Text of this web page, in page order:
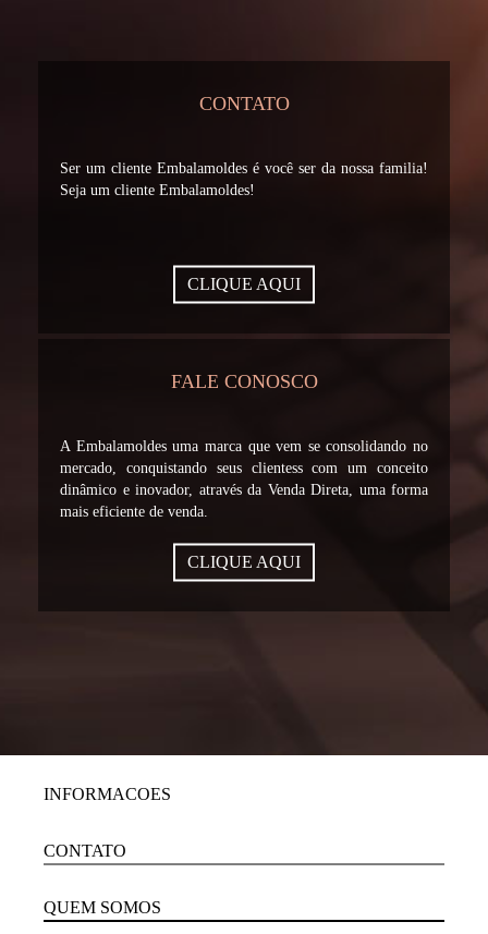
CONTATO
Ser um cliente Embalamoldes é você ser da nossa familia!
Seja um cliente Embalamoldes!
CLIQUE AQUI
FALE CONOSCO
A Embalamoldes uma marca que vem se consolidando no
mercado, conquistando seus clientess com um conceito
dinâmico e inovador, através da Venda Direta, uma forma
mais eficiente de venda.
CLIQUE AQUI
INFORMACOES
CONTATO
QUEM SOMOS